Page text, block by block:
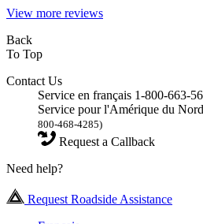
View more reviews
Back
To Top
Contact Us
Service en français 1-800-663-
Service pour l'Amérique du
800-468-4285)
Request a Callback
Need help?
Request Roadside Assistance